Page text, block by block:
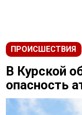
ПРОИСШЕСТВИЯ
В Курской
опасность